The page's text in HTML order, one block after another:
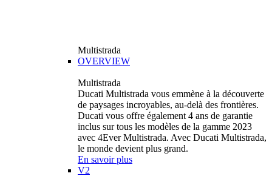
Multistrada
OVERVIEW
Multistrada
Ducati Multistrada vous emmène à la découverte
de paysages incroyables, au-delà des frontières.
Ducati vous offre également 4 ans de garantie
inclus sur tous les modèles de la gamme 2023
avec 4Ever Multistrada. Avec Ducati Multistrada,
le monde devient plus grand.
En savoir plus
V2